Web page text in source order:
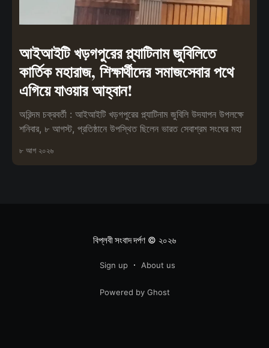
আইআইটি খড়গপুরের প্ল্যাটিনাম জুবিলিতে
কার্তিক মহারাজ, শিক্ষার্থীদের সমাজসেবার পথে
এগিয়ে যাওয়ার আহ্বান!
অরিন্দম চক্রবর্তী : আইআইটি খড়গপুরের প্ল্যাটিনাম জুবিলি উদযাপন উপলক্ষে
শনিবার, ৮ আগস্ট, প্রতিষ্ঠানে উপস্থিত ছিলেন ভারত সেবাশ্রম সংঘের মহা
৮ আগ ২০২৬
বিপ্লবী সংবাদ দর্পণ© ২০২৬
Sign up About us
Powered by Ghost